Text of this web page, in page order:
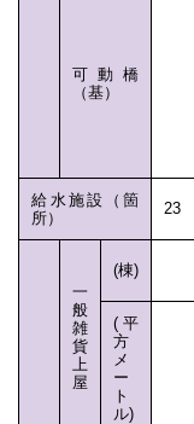
可動橋
（基）
給水施設（箇
所）
23
一
般
雑
貨
上
屋
(棟)
(平
方
メ
ー
ト
ル)